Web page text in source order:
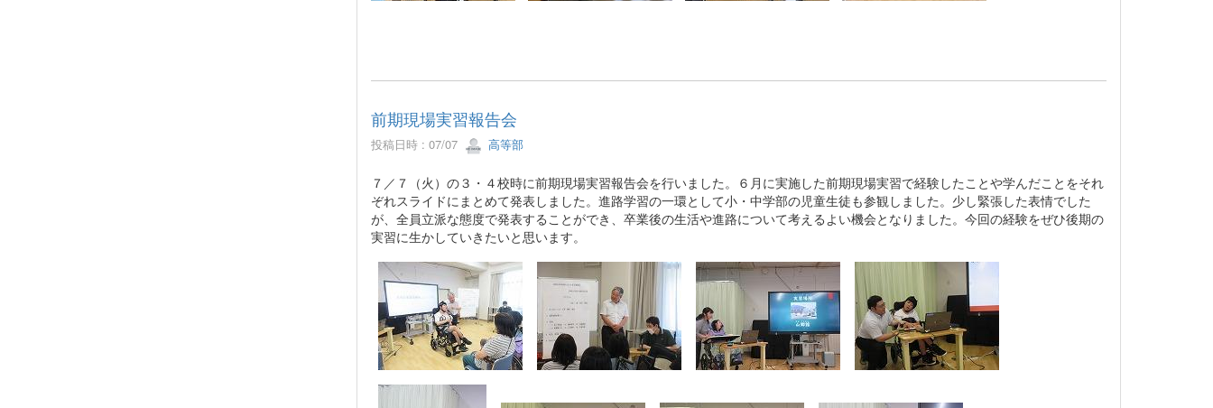
前期現場実習報告会
投稿日時 : 07/07 高等部
７／７（火）の３・４校時に前期現場実習報告会を行いました。６月に実施した前期現場実習で経験したことや学んだことをそれ
ぞれスライドにまとめて発表しました。進路学習の一環として小・中学部の児童生徒も参観しました。少し緊張した表情でした
が、全員立派な態度で発表することができ、卒業後の生活や進路について考えるよい機会となりました。今回の経験をぜひ後期の
実習に生かしていきたいと思います。